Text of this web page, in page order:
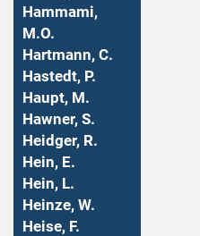
Hammami,
M.O.
Hartmann, C.
Hastedt, P.
Haupt, M.
Hawner, S.
Heidger, R.
Hein, E.
Hein, L.
Heinze, W.
Heise, F.